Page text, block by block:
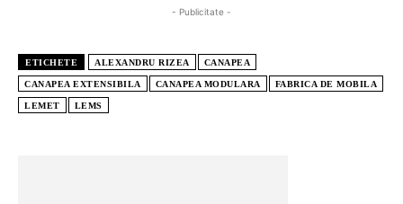
- Publicitate -
ETICHETE ALEXANDRU RIZEA CANAPEA
CANAPEA EXTENSIBILA CANAPEA MODULARA FABRICA DE MOBILA
LEMET LEMS